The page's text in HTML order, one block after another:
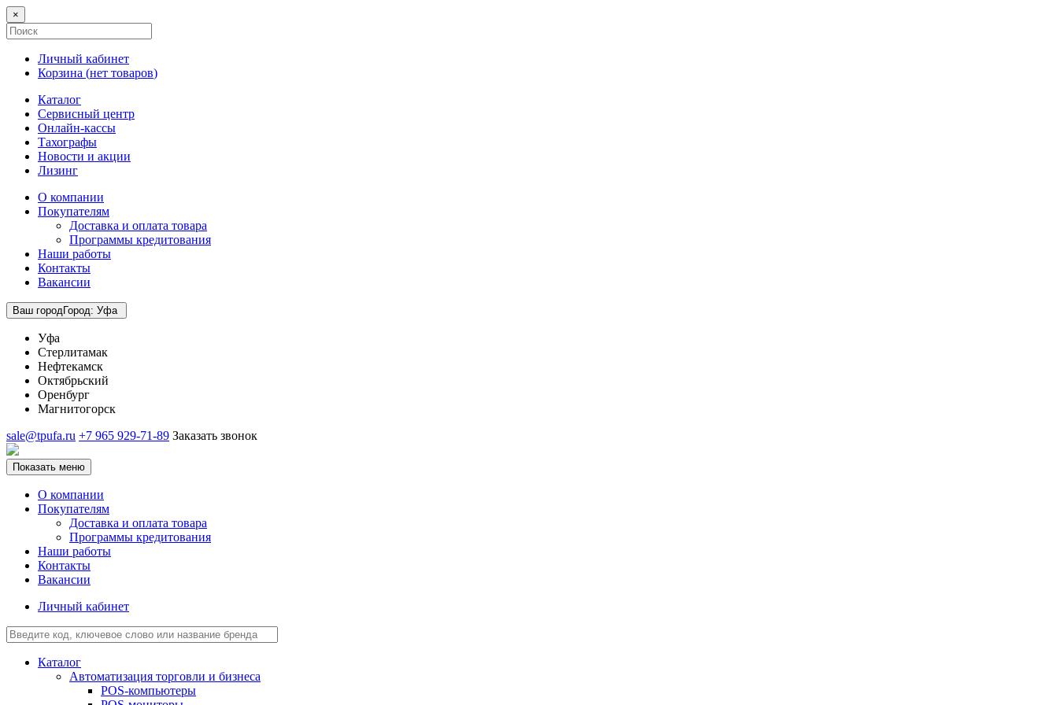
×
Личный кабинет
Корзина (нет товаров)
Каталог
Сервисный центр
Онлайн-кассы
Тахографы
Новости и акции
Лизинг
О компании
Покупателям
Доставка и оплата товара
Программы кредитования
Наши работы
Контакты
Вакансии
Ваш городГород: Уфа
Уфа
Стерлитамак
Нефтекамск
Октябрьский
Оренбург
Магнитогорск
sale@tpufa.ru +7 965 929-71-89 Заказать звонок
Показать меню
О компании
Покупателям
Доставка и оплата товара
Программы кредитования
Наши работы
Контакты
Вакансии
Личный кабинет
Каталог
Автоматизация торговли и бизнеса
POS-компьютеры